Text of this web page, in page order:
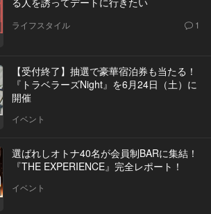
ライフスタイル 1
【受付終了】抽選で豪華宿泊券も当たる！
『トラベラーズNight』を6月24日（土）に
開催
イベント
選ばれしオトナ40名が会員制BARに集結！
『THE EXPERIENCE』完全レポート！
イベント